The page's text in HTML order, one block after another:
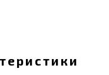
грн. в интернет
grillpoint.com.ua